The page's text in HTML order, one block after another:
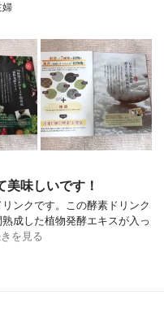
婦
味しいです！
ンクです。この酵素ドリンク
成した植物発酵エキスが入っ
を見る